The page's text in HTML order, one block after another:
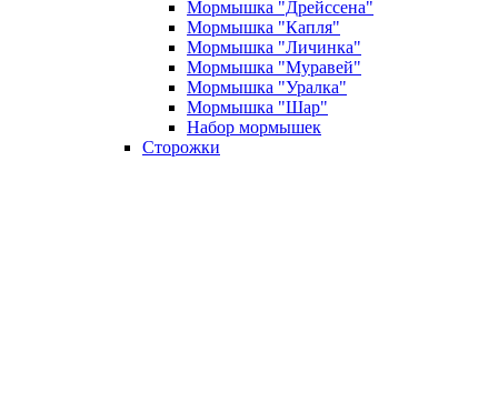
Мормышка "Дрейссена"
Мормышка "Капля"
Мормышка "Личинка"
Мормышка "Муравей"
Мормышка "Уралка"
Мормышка "Шар"
Набор мормышек
Сторожки